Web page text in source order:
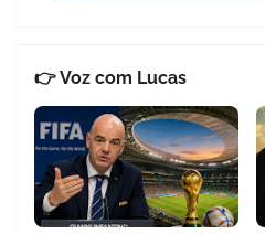
👉 Voz com Lucas